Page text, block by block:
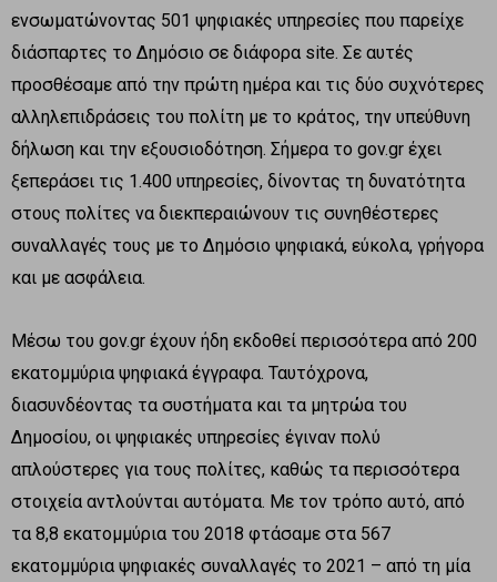
ενσωματώνοντας 501 ψηφιακές υπηρεσίες που παρείχε
διάσπαρτες το Δημόσιο σε διάφορα site. Σε αυτές
προσθέσαμε από την πρώτη ημέρα και τις δύο συχνότερες
αλληλεπιδράσεις του πολίτη με το κράτος, την υπεύθυνη
δήλωση και την εξουσιοδότηση. Σήμερα το gov.gr έχει
ξεπεράσει τις 1.400 υπηρεσίες, δίνοντας τη δυνατότητα
στους πολίτες να διεκπεραιώνουν τις συνηθέστερες
συναλλαγές τους με το Δημόσιο ψηφιακά, εύκολα, γρήγορα
και με ασφάλεια.
Μέσω του gov.gr έχουν ήδη εκδοθεί περισσότερα από 200
εκατομμύρια ψηφιακά έγγραφα. Ταυτόχρονα,
διασυνδέοντας τα συστήματα και τα μητρώα του
Δημοσίου, οι ψηφιακές υπηρεσίες έγιναν πολύ
απλούστερες για τους πολίτες, καθώς τα περισσότερα
στοιχεία αντλούνται αυτόματα. Με τον τρόπο αυτό, από
τα 8,8 εκατομμύρια του 2018 φτάσαμε στα 567
εκατομμύρια ψηφιακές συναλλαγές το 2021 – από τη μία